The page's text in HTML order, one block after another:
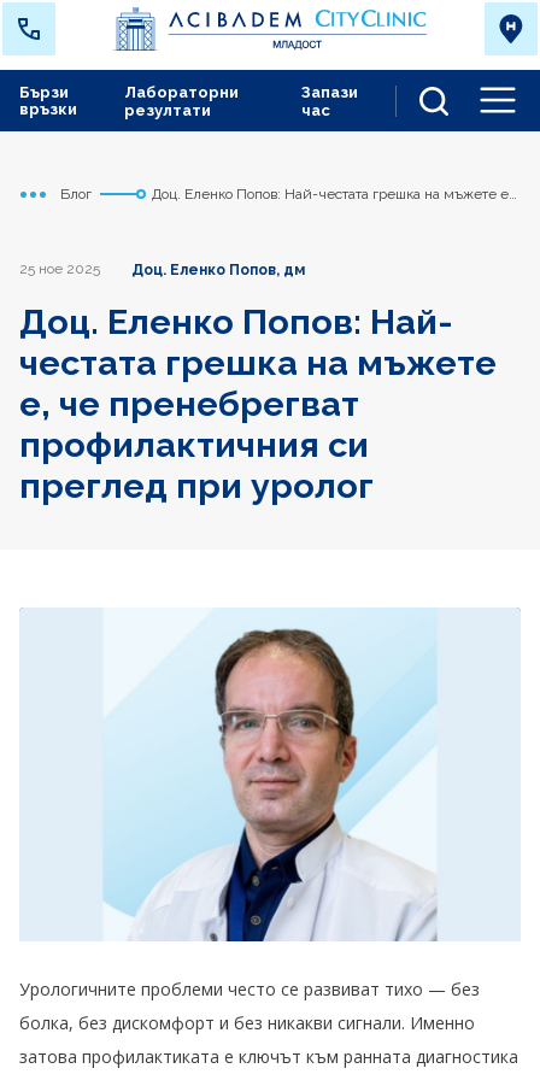
Лабораторни
резултати
Запази
час
Бързи
връзки
Начало
Младост
Блог
Доц. Еленко Попов: Най-честата грешка на мъжете е,
25 ное 2025 Доц. Еленко Попов, дм
Доц. Еленко Попов: Най-
честата грешка на мъжете
е, че пренебрегват
профилактичния си
преглед при уролог
Урологичните проблеми често се развиват тихо — без
болка, без дискомфорт и без никакви сигнали. Именно
затова профилактиката е ключът към ранната диагностика